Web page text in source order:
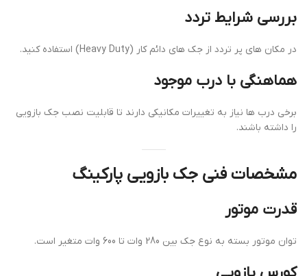
بررسی شرایط تردد
در مکان های پر تردد از جک های دائم کار (Heavy Duty) استفاده کنید.
هماهنگی با درب موجود
برخی درب ها نیاز به تغییرات مکانیکی دارند تا قابلیت نصب جک بازویی
را داشته باشند.
مشخصات فنی جک بازویی پارکینگ
قدرت موتور
توان موتور بسته به نوع جک بین 280 وات تا 600 وات متغیر است.